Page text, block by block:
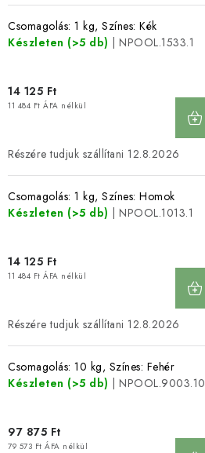
Csomagolás: 1 kg, Színes: Kék
Készleten (>5 db) | NPOOL.1533.1
14 125 Ft
11 484 Ft ÁFA nélkül
12.8.2026
Csomagolás: 1 kg, Színes: Homok
Készleten (>5 db) | NPOOL.1013.1
14 125 Ft
11 484 Ft ÁFA nélkül
12.8.2026
Csomagolás: 10 kg, Színes: Fehér
Készleten (>5 db) | NPOOL.9003.10
97 875 Ft
79 573 Ft ÁFA nélkül